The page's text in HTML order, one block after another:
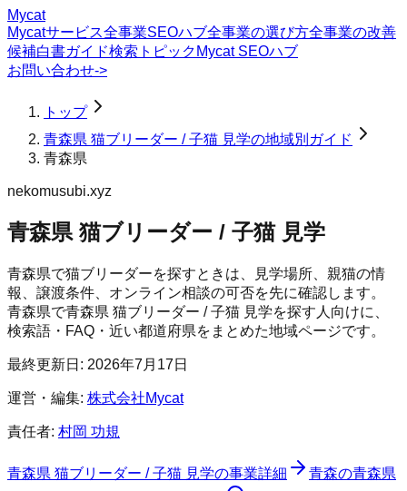
Mycat
Mycatサービス全事業SEOハブ全事業の選び方全事業の改善
候補白書ガイド検索トピック Mycat SEOハブ
お問い合わせ->
トップ
青森県 猫ブリーダー / 子猫 見学の地域別ガイド
青森県
nekomusubi.xyz
青森県 猫ブリーダー / 子猫 見学
青森県で猫ブリーダーを探すときは、見学場所、親猫の情
報、譲渡条件、オンライン相談の可否を先に確認します。
青森県で青森県 猫ブリーダー / 子猫 見学を探す人向けに、
検索語・FAQ・近い都道府県をまとめた地域ページです。
最終更新日: 2026年7月17日
運営・編集: 株式会社Mycat
責任者: 村岡 功規
青森県 猫ブリーダー / 子猫 見学の事業詳細
青森の青森県